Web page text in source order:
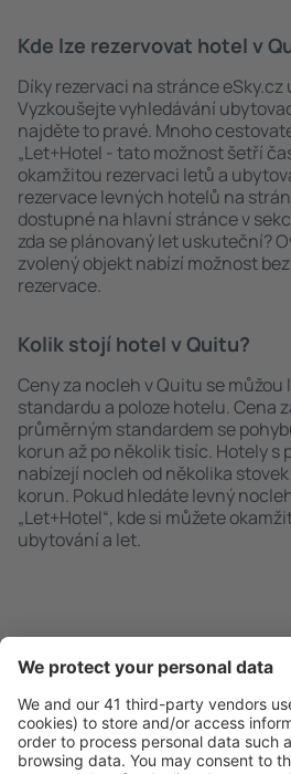
Kde lze rezervovat hotel v
Díky rezervaci na stránce
Vyzkoušejte vyhledávání
najděte to pravé. Mnoho
„Let+Hotel - tato možnost šetří
okamžitou rezervaci letů a
rezervace levných hotelů na
dostupné na hlavní stránce v
zda se plánovaný let uskuteční?
zvolený objekt nabízí možnost
rezervace.
Kolik stojí hotel v Quitu?
Ceny za nocleh v Quitu se můžou
standardu a poloze hotelu. Cena
průměrným standardem se
korun až po několik tisíc. Hotely s
nabízejí nocleh od několika
korun. Pokud hledáte levný
„Let+Hotel“, kde si můžete
ubytování a let.
Nabídka dle vašich očekávání.
Pečlivé plánování